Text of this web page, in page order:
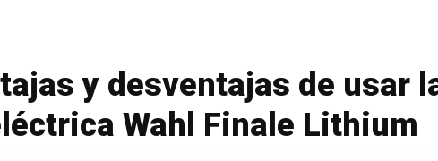
y desventajas de usar
Wahl Finale Lithium